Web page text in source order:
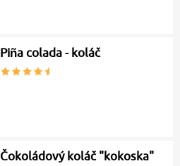
Piña colada - koláč
Čokoládový koláč "kokoska"